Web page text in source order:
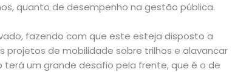
quanto de desempenho na gestão pública.
fazendo com que este esteja disposto a
projetos de mobilidade sobre trilhos e alavancar
um grande desafio pela frente, que é o de